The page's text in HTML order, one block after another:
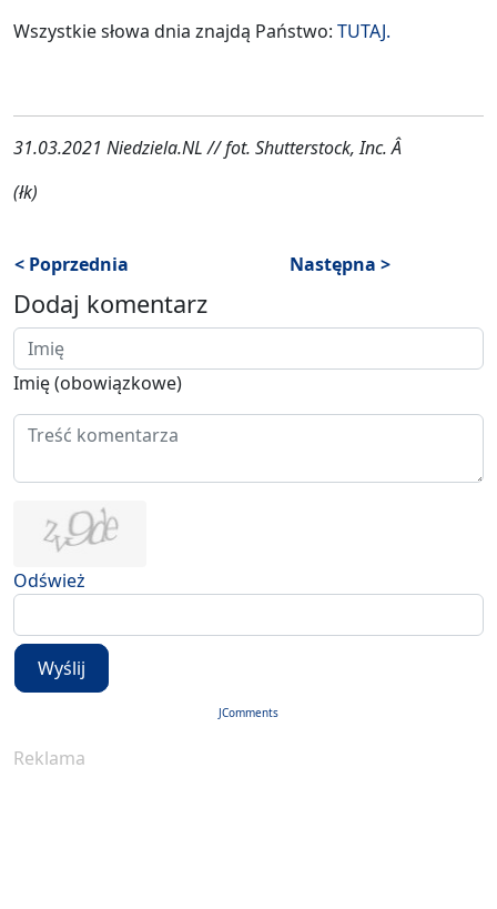
Wszystkie słowa dnia znajdą Państwo: TUTAJ.
31.03.2021 Niedziela.NL // fot. Shutterstock, Inc. Â
(łk)
< Poprzednia Następna >
Dodaj komentarz
Imię (obowiązkowe)
Odśwież
Wyślij
JComments
Reklama